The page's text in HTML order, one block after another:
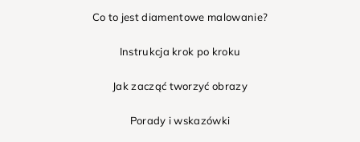
Co to jest diamentowe malowanie?
Instrukcja krok po kroku
Jak zacząć tworzyć obrazy
Porady i wskazówki